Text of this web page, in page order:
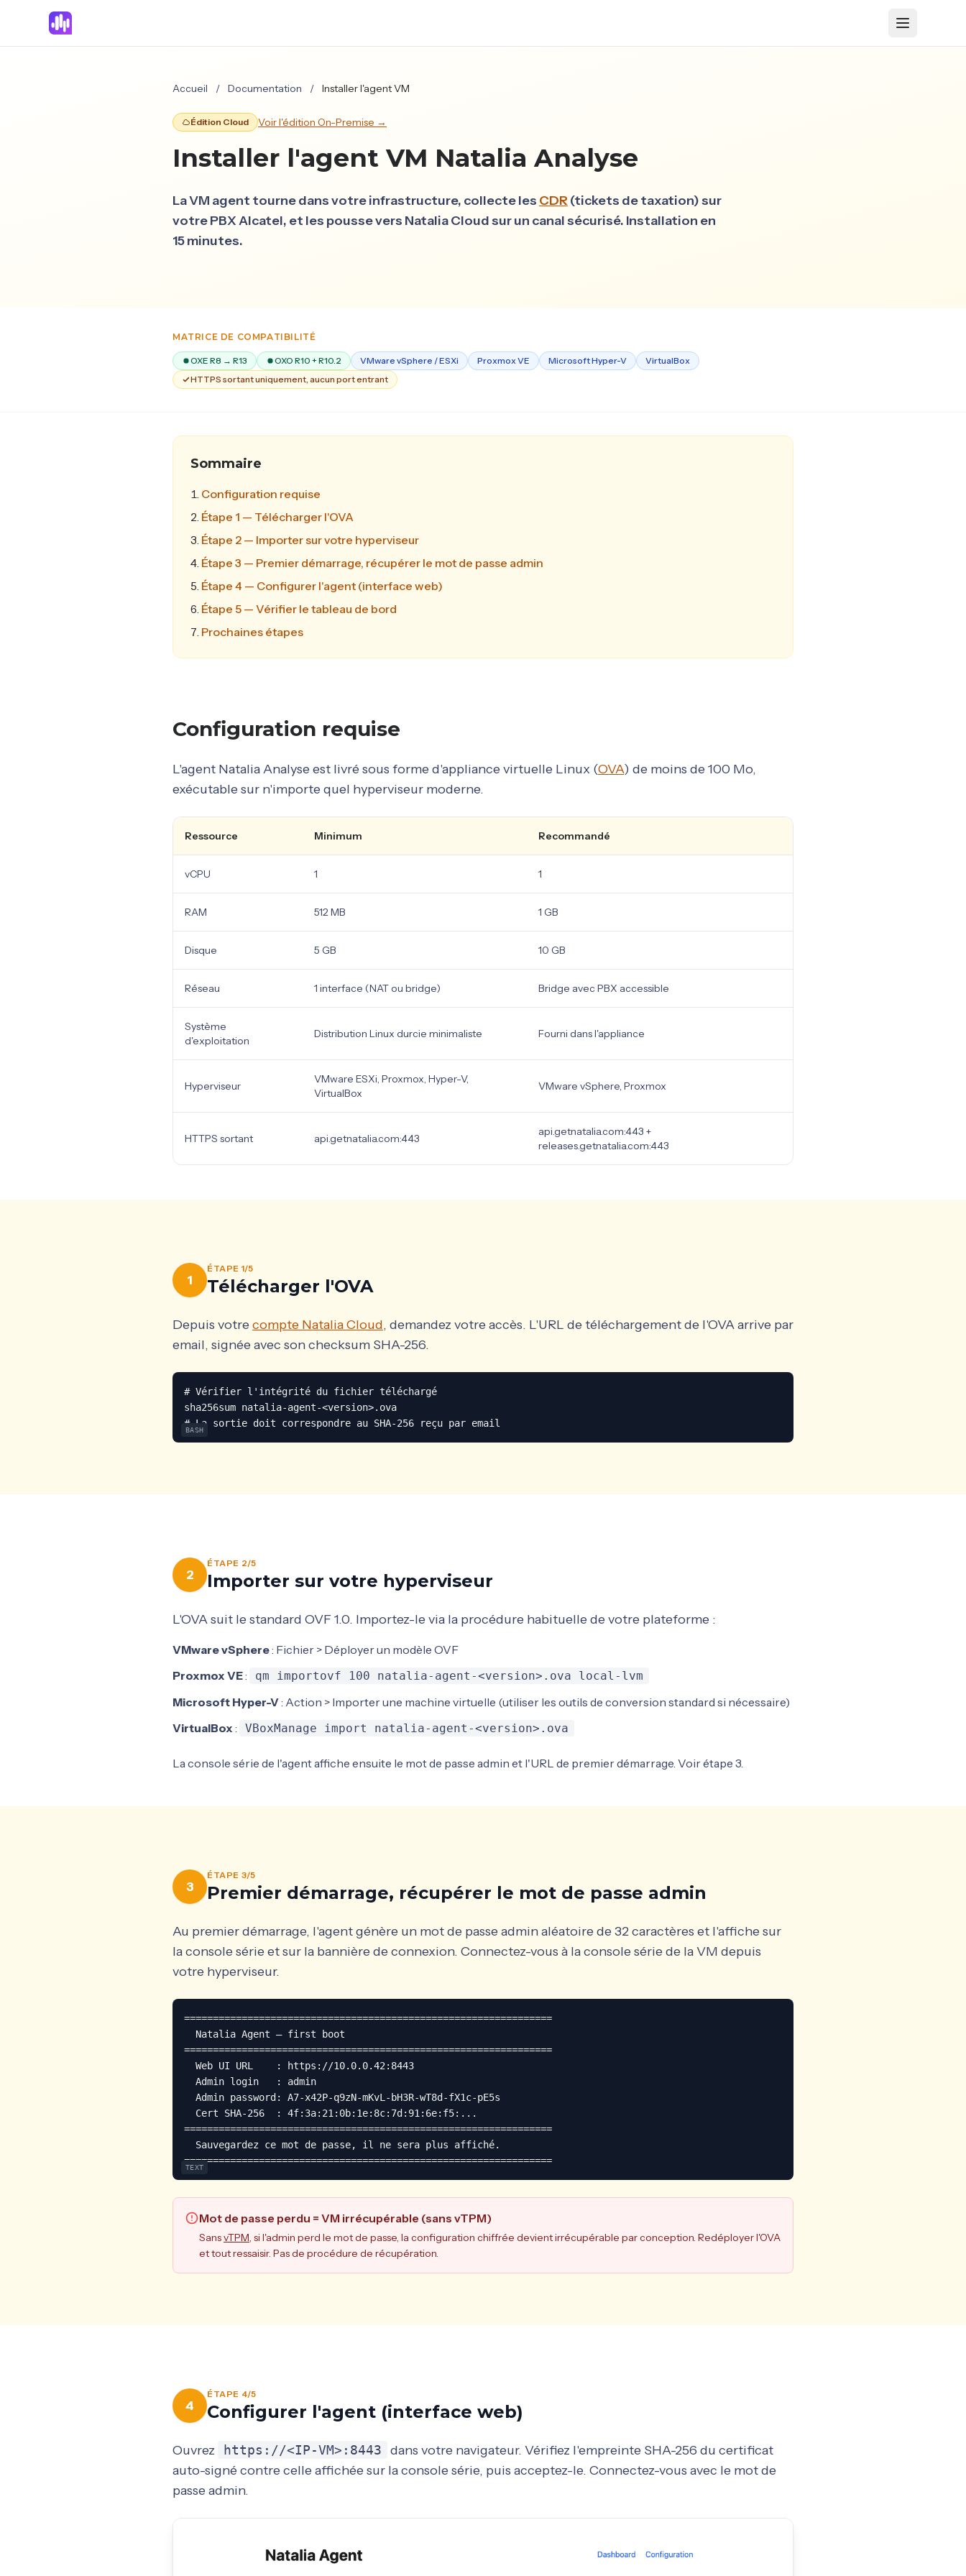
Accueil / Documentation / Installer l'agent VM
Édition Cloud Voir l'édition On-Premise →
Installer l'agent VM Natalia Analyse
La VM agent tourne dans votre infrastructure, collecte les CDR(tickets de taxation) sur
votre PBX Alcatel, et les pousse vers Natalia Cloud sur un canal sécurisé. Installation en
15 minutes.
MATRICE DE COMPATIBILITÉ
OXE R8 → R13 OXO R10 + R10.2 VMware vSphere / ESXi Proxmox VE Microsoft Hyper-V
VirtualBox
HTTPS sortant uniquement, aucun port entrant
Sommaire
Configuration requise
Étape 1 — Télécharger l'OVA
Étape 2 — Importer sur votre hyperviseur
Étape 3 — Premier démarrage, récupérer le mot de passe admin
Étape 4 — Configurer l'agent (interface web)
Étape 5 — Vérifier le tableau de bord
Prochaines étapes
Configuration requise
L'agent Natalia Analyse est livré sous forme d'appliance virtuelle Linux (OVA) de moins de 100 Mo,
exécutable sur n'importe quel hyperviseur moderne.
Ressource Minimum Recommandé
vCPU 1 1
RAM 512 MB 1 GB
Disque 5 GB 10 GB
Réseau 1 interface (NAT ou bridge) Bridge avec PBX accessible
Système
d'exploitation
Distribution Linux durcie minimaliste Fourni dans l'appliance
Hyperviseur
VMware ESXi, Proxmox, Hyper-V,
VirtualBox
VMware vSphere, Proxmox
HTTPS sortant api.getnatalia.com:443
api.getnatalia.com:443 +
releases.getnatalia.com:443
1
ÉTAPE 1/5
Télécharger l'OVA
Depuis votrecompte Natalia Cloud, demandez votre accès. L'URL de téléchargement de l'OVA arrive par
email, signée avec son checksum SHA-256.
# Vérifier l'intégrité du fichier téléchargé
sha256sum natalia-agent-<version>.ova
# La sortie doit correspondre au SHA-256 reçu par email
BASH
2
ÉTAPE 2/5
Importer sur votre hyperviseur
L'OVA suit le standard OVF 1.0. Importez-le via la procédure habituelle de votre plateforme :
VMware vSphere: Fichier > Déployer un modèle OVF
Proxmox VE: qm importovf 100 natalia-agent-<version>.ova local-lvm
Microsoft Hyper-V: Action > Importer une machine virtuelle (utiliser les outils de conversion standard si nécessaire)
VirtualBox : VBoxManage import natalia-agent-<version>.ova
La console série de l'agent affiche ensuite le mot de passe admin et l'URL de premier démarrage. Voir étape 3.
3
ÉTAPE 3/5
Premier démarrage, récupérer le mot de passe admin
Au premier démarrage, l'agent génère un mot de passe admin aléatoire de 32 caractères et l'affiche sur
la console série et sur la bannière de connexion. Connectez-vous à la console série de la VM depuis
votre hyperviseur.
================================================================
  Natalia Agent — first boot
================================================================
  Web UI URL    : https://10.0.0.42:8443
  Admin login   : admin
  Admin password: A7-x42P-q9zN-mKvL-bH3R-wT8d-fX1c-pE5s
  Cert SHA-256  : 4f:3a:21:0b:1e:8c:7d:91:6e:f5:...
================================================================
  Sauvegardez ce mot de passe, il ne sera plus affiché.
================================================================
TEXT
Mot de passe perdu = VM irrécupérable (sans vTPM)
SansvTPM, si l'admin perd le mot de passe, la configuration chiffrée devient irrécupérable par conception. Redéployer l'OVA
et tout ressaisir. Pas de procédure de récupération.
4
ÉTAPE 4/5
Configurer l'agent (interface web)
Ouvrez https://<IP-VM>:8443
dans votre navigateur. Vérifiez l'empreinte SHA-256 du certificat
auto-signé contre celle affichée sur la console série, puis acceptez-le. Connectez-vous avec le mot de
passe admin.